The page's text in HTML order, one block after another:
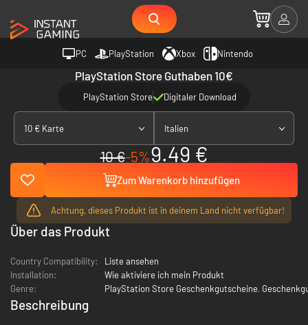
PC PlayStation Xbox Nintendo
PlayStation Store Guthaben 10€
PlayStation Store Digitaler Download
10 € Karte Italien
10 €-5%9.49 €
Zum Warenkorb hinzufügen
Achtung, dieses Produkt ist in deinem Land nicht verfügbar!
Über das Produkt
Country Compatibility:
Liste ansehen
Installation:
Wie aktiviere ich mein Produkt
Genre:
PlayStation Store Geschenkgutscheine,
Beschreibung